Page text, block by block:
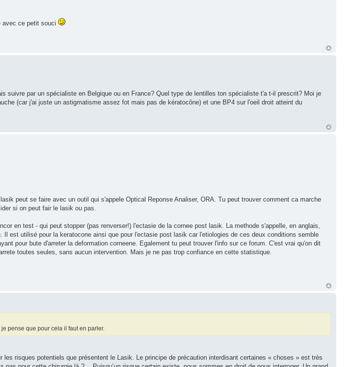
avec ce petit souci
suivre par un spécialiste en Belgique ou en France? Quel type de lentilles ton spécialiste t'a t-il prescrit? Moi je
(car j'ai juste un astigmatisme assez fot mais pas de kératocône) et une BP4 sur l'oeil droit atteint du
peut se faire avec un outil qui s'appele Optical Reponse Analiser, ORA. Tu peut trouver comment ca marche
si on peut fair le lasik ou pas.
en test - qui peut stopper (pas renverser!) l'ectasie de la cornee post lasik. La methode s'appelle, en anglais,
Il est utilisé pour la keratocone ainsi que pour l'ectasie post lasik car l'etiologies de ces deux conditions semble
pour bute d'arreter la deformation corneene. Egalement tu peut trouver l'info sur ce forum. C'est vrai qu'on dit
toutes seules, sans aucun intervention. Mais je ne pas trop confiance en cette statistique.
pense que pour cela il faut en parler.
les risques potentiels que présentent le Lasik. Le principe de précaution interdisant certaines « choses » est très